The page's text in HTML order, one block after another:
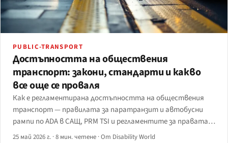
PUBLIC-TRANSPORT
Достъпността на обществения
транспорт: закони, стандарти и какво
все още се проваля
Как е регламентирана достъпността на обществения
транспорт — правилата за паратранзит и автобусни
рампи по ADA в САЩ, PRM TSI и регламентите за правата
на пътниците на ЕС и PSVAR на Обединеното кралство —
25 май 2026 г. ·8 мин. четене ·От Disability World